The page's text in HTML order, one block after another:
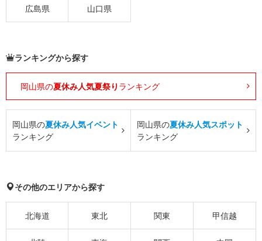
広島県 山口県
ランキングから探す
岡山県の夏休み人気夏祭り ランキング
岡山県の夏休み人気イベント
ランキング
岡山県の夏休み人気スポット
ランキング
その他のエリアから探す
北海道 東北 関東 甲信越